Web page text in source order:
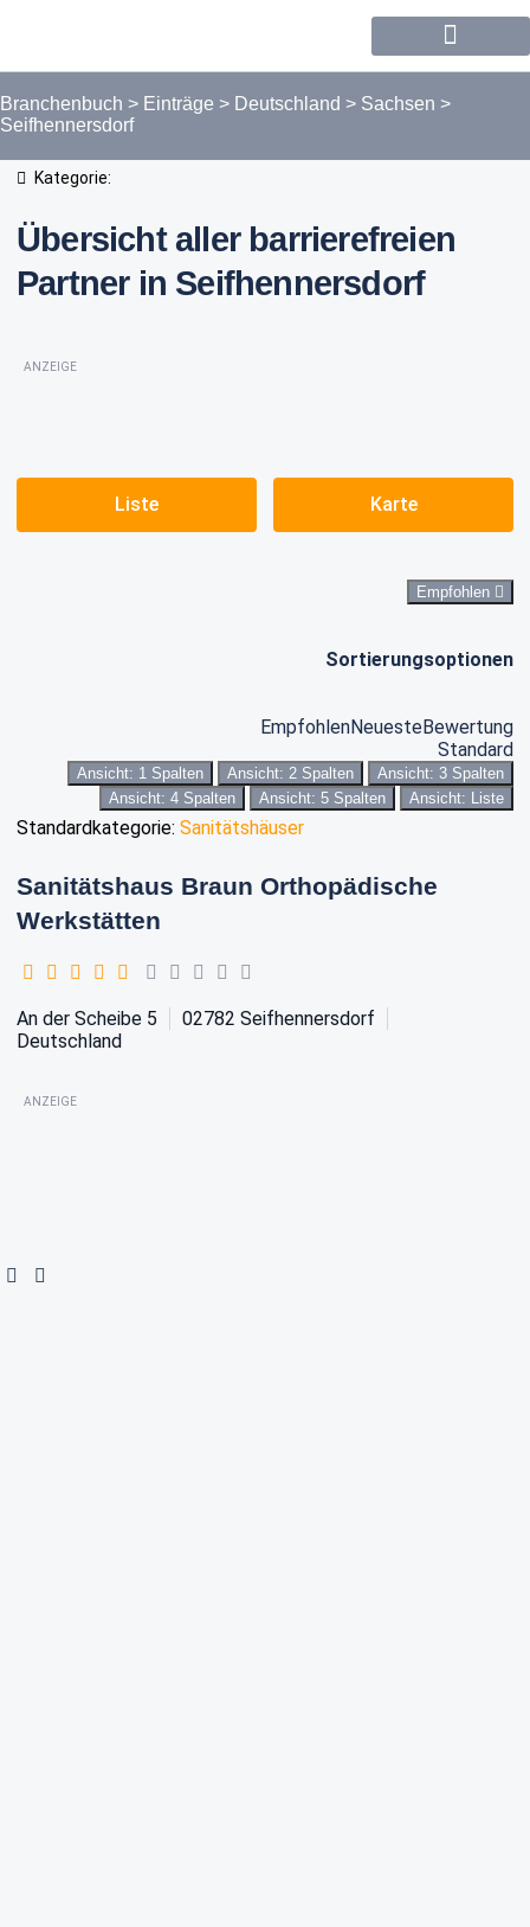
Branchenbuch > Einträge > Deutschland > Sachsen >
Seifhennersdorf
Kategorie:
Übersicht aller barrierefreien
Partner in Seifhennersdorf
ANZEIGE
Liste Karte
Empfohlen
Sortierungsoptionen
EmpfohlenNeuesteBewertung
Standard
Ansicht: 1 Spalten Ansicht: 2 Spalten
Ansicht: 3 Spalten
Ansicht: 4 Spalten
Ansicht: 5 Spalten Ansicht: Liste
Standardkategorie: Sanitätshäuser
Sanitätshaus Braun Orthopädische
Werkstätten
An der Scheibe 5 02782 Seifhennersdorf
Deutschland
ANZEIGE